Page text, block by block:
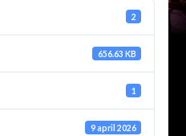
2
656.63 KB
1
9 april 2026